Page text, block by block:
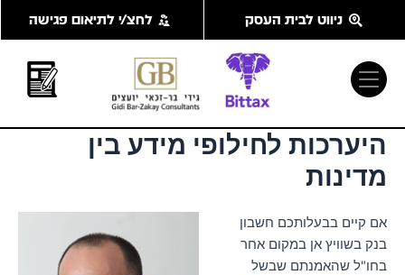
ניווט לבית העסק לחצ/י לתיאום פגישה
היערכות לחילופי מידע בין
מדינות
אם קיים בבעלותכם חשבון
בנק בשוויץ אן במקום אחר
בחו"ל שהאמנתם שבשל